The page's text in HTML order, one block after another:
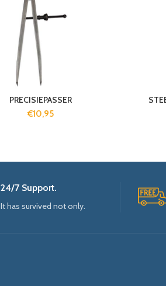
PRECISIEPASSER
€10,95
24/7 Support.
It has survived not only.